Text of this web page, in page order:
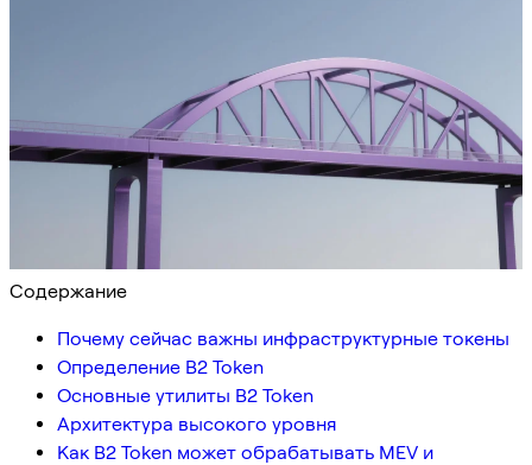
Содержание
Почему сейчас важны инфраструктурные токены
Определение B2 Token
Основные утилиты B2 Token
Архитектура высокого уровня
Как B2 Token может обрабатывать MEV и